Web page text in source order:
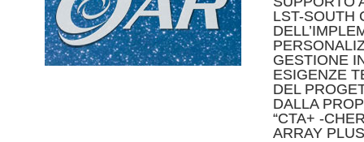
LST-SOUTH
GESTIONE
ESIGENZE
DEL
DALLA
“CTA+ -
ARRAY